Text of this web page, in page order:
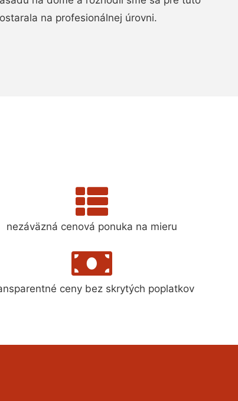
na profesionálnej úrovni.
nezáväzná cenová ponuka na mieru
ceny bez skrytých poplatkov